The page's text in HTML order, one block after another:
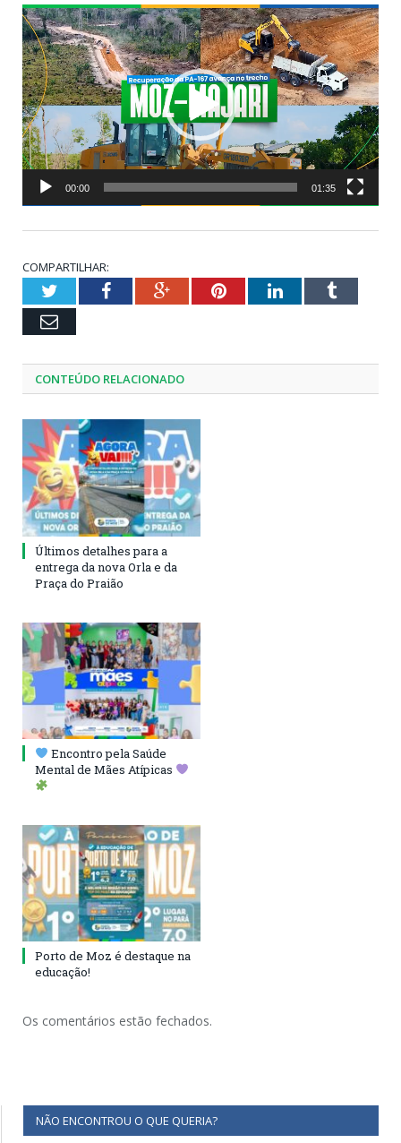
Tocador
de
vídeo
00:00 01:35
COMPARTILHAR:
TwitterFacebookGoogle+PinterestLinkedInTumblr
Email
CONTEÚDO RELACIONADO
Últimos detalhes para a
entrega da nova Orla e da
Praça do Praião
Encontro pela Saúde
Mental de Mães Atípicas
Porto de Moz é destaque na
educação!
Os comentários estão fechados.
NÃO ENCONTROU O QUE QUERIA?